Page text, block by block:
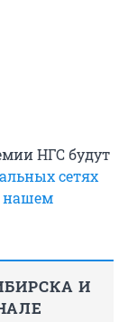
НГС будут
сетях
нашем
И